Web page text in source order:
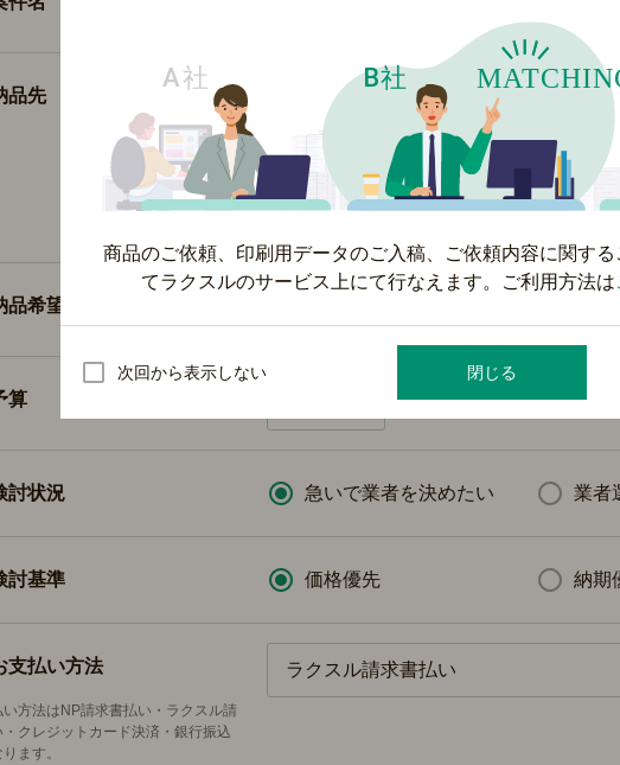
商品のご依頼、印刷用データのご入稿、ご依頼内容に関す
てラクスルのサービス上にて行なえます。ご利用方法は
次回から表示しない 閉じる
品先 都道府県で選択 選択
複数
品希望日
算 万円 未定
討状況 急いで業者を決めたい 業者
討基準 価格優先 納期
支払い方法
方法はNP請求書払い・ラクスル請
クレジットカード決済・銀行振込
ます。
ラクスル請求書払い